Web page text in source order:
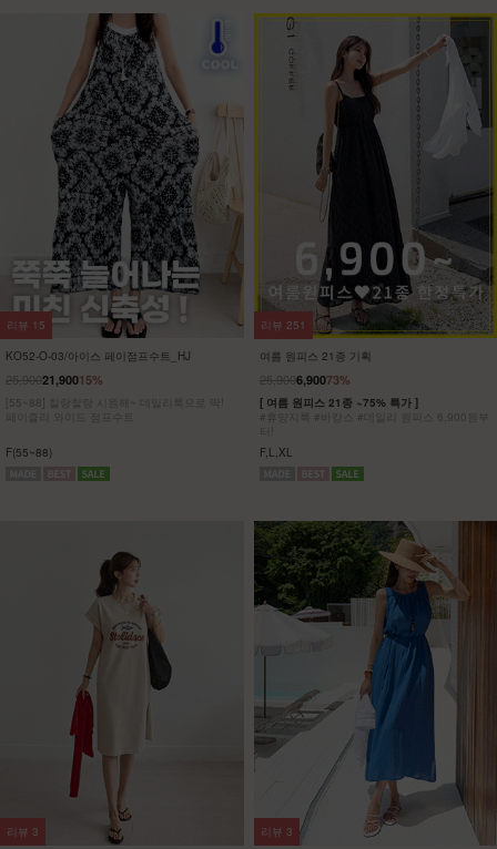
KO32-T-01/파리 호일프린팅 반팔티
75%
23,9005,900
[ 한정수량 특가 ]
[55~120] 유니크한 골드 프린팅!! 반팔티/박시
F(55~77),L(88~100),XL(110~120)
리뷰 8
KO62-T-20/위겟 박스반팔티_DY
19,900
[55-100] 가볍고 시원한 원단은 물론
피부에 달라붙지 않아 하루종일 쾌적해!
F,L
리뷰 5
리뷰 57
리뷰 21